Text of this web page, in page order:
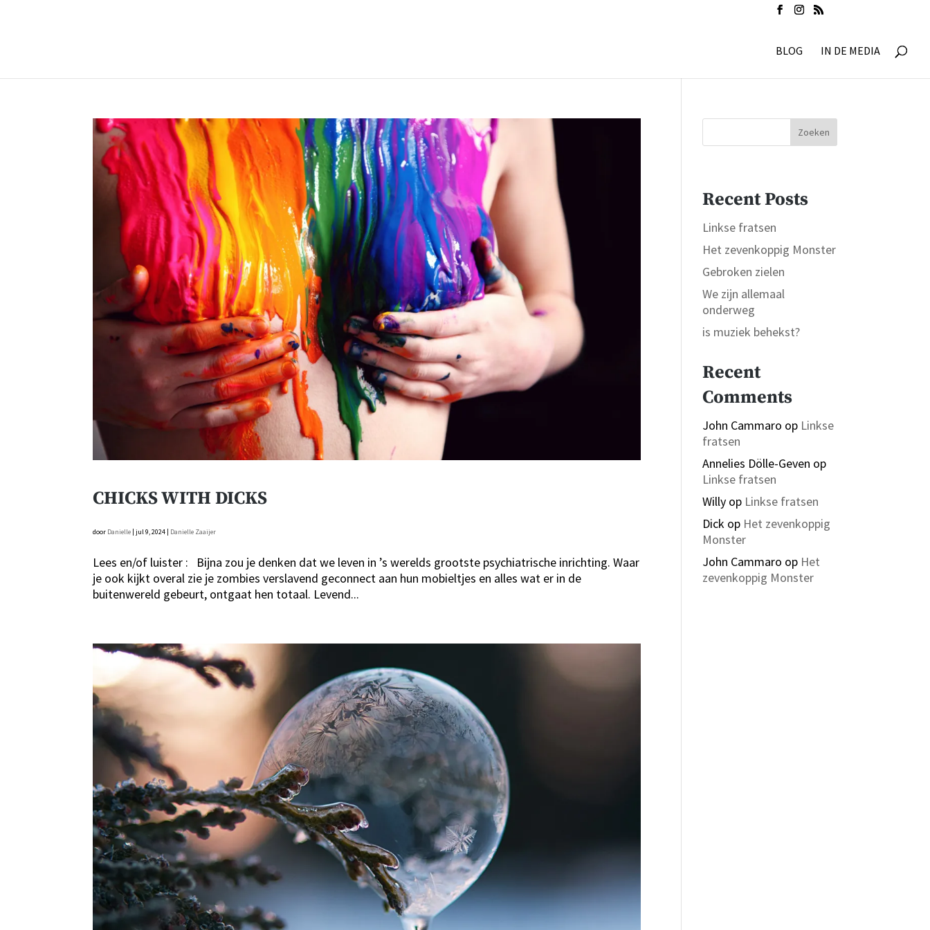
BLOG IN DE MEDIA
CHICKS WITH DICKS
door Danielle |jul 9, 2024 Danielle Zaaijer
Lees en/of luister : Bijna zou je denken dat we leven in ’s werelds grootste psychiatrische inrichting. Waar
je ook kijkt overal zie je zombies verslavend geconnect aan hun mobieltjes en alles wat er in de
buitenwereld gebeurt, ontgaat hen totaal. Levend...
Zoeken
Recent Posts
Linkse fratsen
Het zevenkoppig Monster
Gebroken zielen
We zijn allemaal
onderweg
is muziek behekst?
Recent
Comments
John Cammaro op Linkse
fratsen
Annelies Dölle-Geven op
Linkse fratsen
Willy op Linkse fratsen
Dick op Het zevenkoppig
Monster
John Cammaro op Het
zevenkoppig Monster